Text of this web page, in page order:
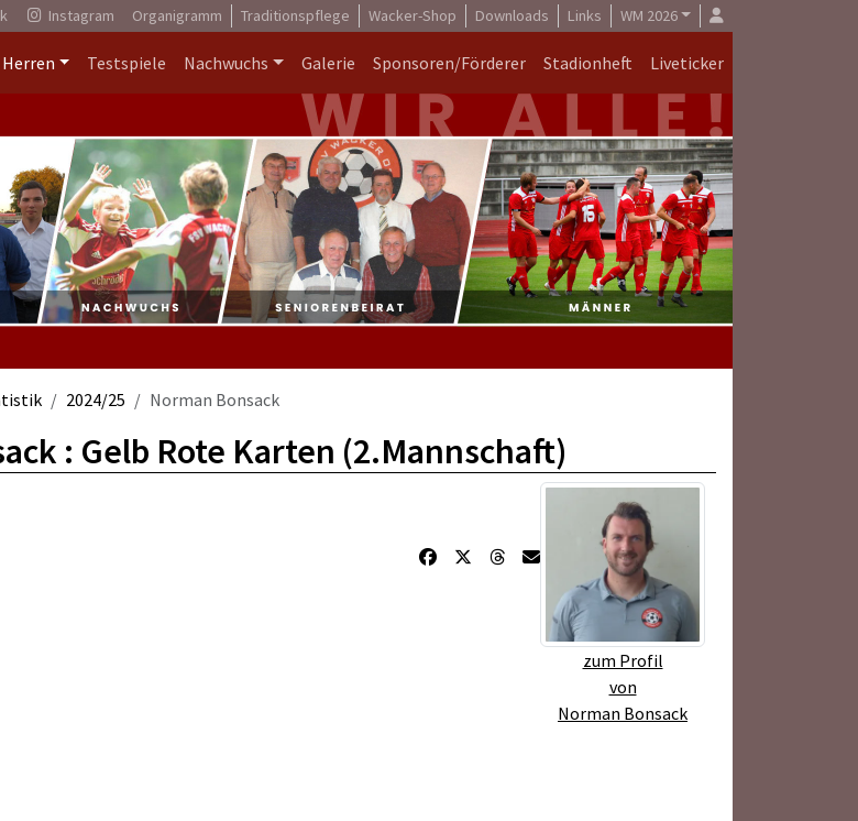
Instagram Organigramm Traditionspflege Wacker-Shop Downloads Links WM 2026
Herren Testspiele Nachwuchs Galerie Sponsoren/Förderer Stadionheft Liveticker
2024/25 Norman Bonsack
: Gelb Rote Karten (2.Mannschaft)
zum Profil
von
Norman Bonsack